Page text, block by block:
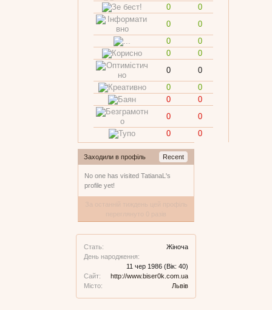
0
0
0
0
0
0
0
0
0
0
0
0
0
0
0
0
0
0
Заходили в профіль Recent
No one has visited TatianaL's
profile yet!
Стать:
Жіноча
День народження:
11 чер 1986 (Вік: 40)
Сайт:
http://www.biser0k.com.ua
Місто:
Львів